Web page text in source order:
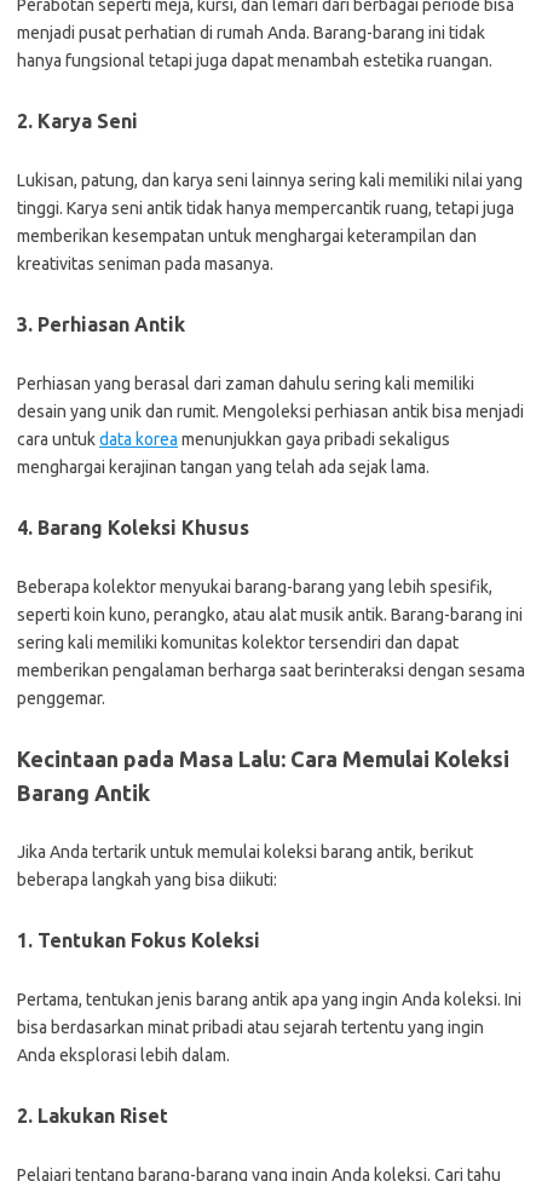
Perabotan seperti meja, kursi, dan lemari dari berbagai periode bisa
menjadi pusat perhatian di rumah Anda. Barang-barang ini tidak
hanya fungsional tetapi juga dapat menambah estetika ruangan.
2. Karya Seni
Lukisan, patung, dan karya seni lainnya sering kali memiliki nilai yang
tinggi. Karya seni antik tidak hanya mempercantik ruang, tetapi juga
memberikan kesempatan untuk menghargai keterampilan dan
kreativitas seniman pada masanya.
3. Perhiasan Antik
Perhiasan yang berasal dari zaman dahulu sering kali memiliki
desain yang unik dan rumit. Mengoleksi perhiasan antik bisa menjadi
cara untukdata korea menunjukkan gaya pribadi sekaligus
menghargai kerajinan tangan yang telah ada sejak lama.
4. Barang Koleksi Khusus
Beberapa kolektor menyukai barang-barang yang lebih spesifik,
seperti koin kuno, perangko, atau alat musik antik. Barang-barang ini
sering kali memiliki komunitas kolektor tersendiri dan dapat
memberikan pengalaman berharga saat berinteraksi dengan sesama
penggemar.
Kecintaan pada Masa Lalu: Cara Memulai Koleksi
Barang Antik
Jika Anda tertarik untuk memulai koleksi barang antik, berikut
beberapa langkah yang bisa diikuti:
1. Tentukan Fokus Koleksi
Pertama, tentukan jenis barang antik apa yang ingin Anda koleksi. Ini
bisa berdasarkan minat pribadi atau sejarah tertentu yang ingin
Anda eksplorasi lebih dalam.
2. Lakukan Riset
Pelajari tentang barang-barang yang ingin Anda koleksi. Cari tahu